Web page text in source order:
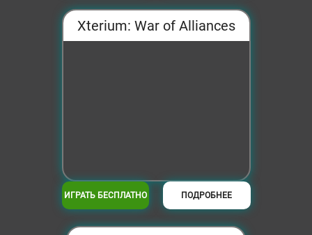
Xterium: War of Alliances
ИГРАТЬ БЕСПЛАТНО ПОДРОБНЕЕ